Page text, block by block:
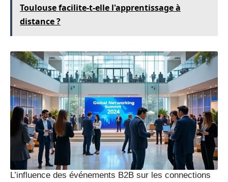
Toulouse facilite-t-elle l'apprentissage à
distance ?
L’influence des événements B2B sur les connections